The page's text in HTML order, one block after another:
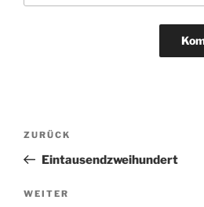
Beitragsnavigation
Vorheriger
Beitrag
ZURÜCK
Eintausendzweihundert
Nächster
WEITER